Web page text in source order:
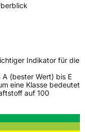
Indikator für die
(bester Wert) bis E
eine Klasse bedeutet
auf 100